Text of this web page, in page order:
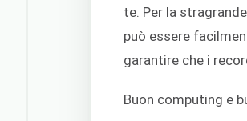
te. Per la
può essere
garantire che i
Buon computing e